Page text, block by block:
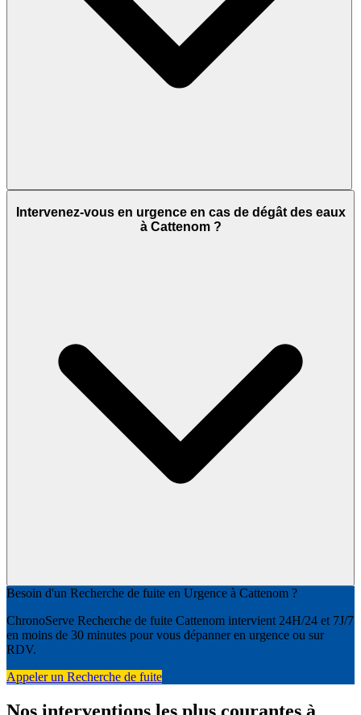
Intervenez-vous en urgence en cas de dégât des eaux
à Cattenom ?
Besoin d'un Recherche de fuite en Urgence à Cattenom ?
ChronoServe Recherche de fuite Cattenom intervient 24H/24 et 7J/7
en moins de 30 minutes pour vous dépanner en urgence ou sur
RDV.
Appeler un Recherche de fuite